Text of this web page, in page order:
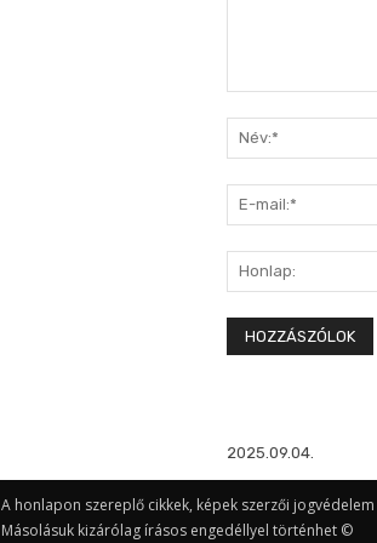
2025.09.04.
A honlapon szereplő cikkek, képek szerzői
Másolásuk kizárólag írásos engedéllyel történhet ©